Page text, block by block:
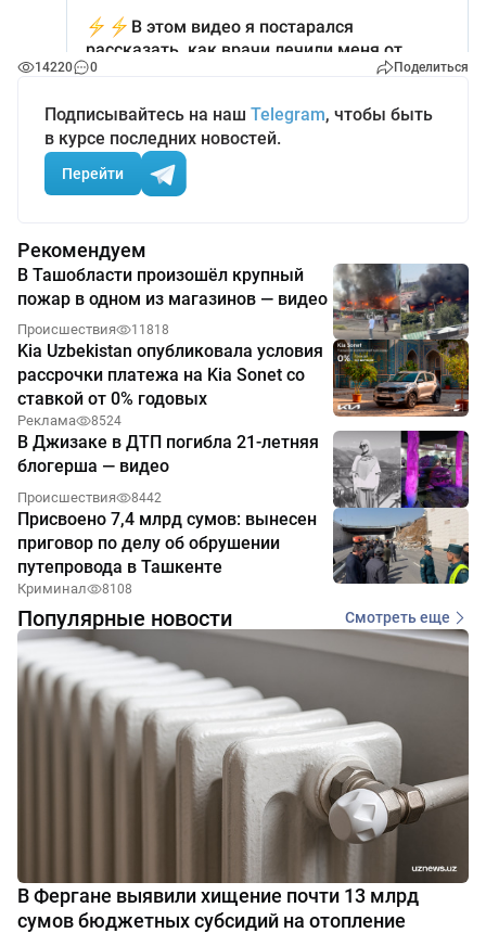
14220 0 Поделиться
Подписывайтесь на наш Telegram, чтобы быть
в курсе последних новостей.
Перейти
Рекомендуем
В Ташобласти произошёл крупный
пожар в одном из магазинов — видео
Происшествия 11818
Kia Uzbekistan опубликовала условия
рассрочки платежа на Kia Sonet со
ставкой от 0% годовых
Реклама 8524
В Джизаке в ДТП погибла 21-летняя
блогерша — видео
Происшествия 8442
Присвоено 7,4 млрд сумов: вынесен
приговор по делу об обрушении
путепровода в Ташкенте
Криминал 8108
Популярные новости Смотреть еще
В Фергане выявили хищение почти 13 млрд
сумов бюджетных субсидий на отопление